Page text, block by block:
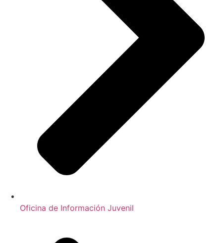
Oficina de Información Juvenil